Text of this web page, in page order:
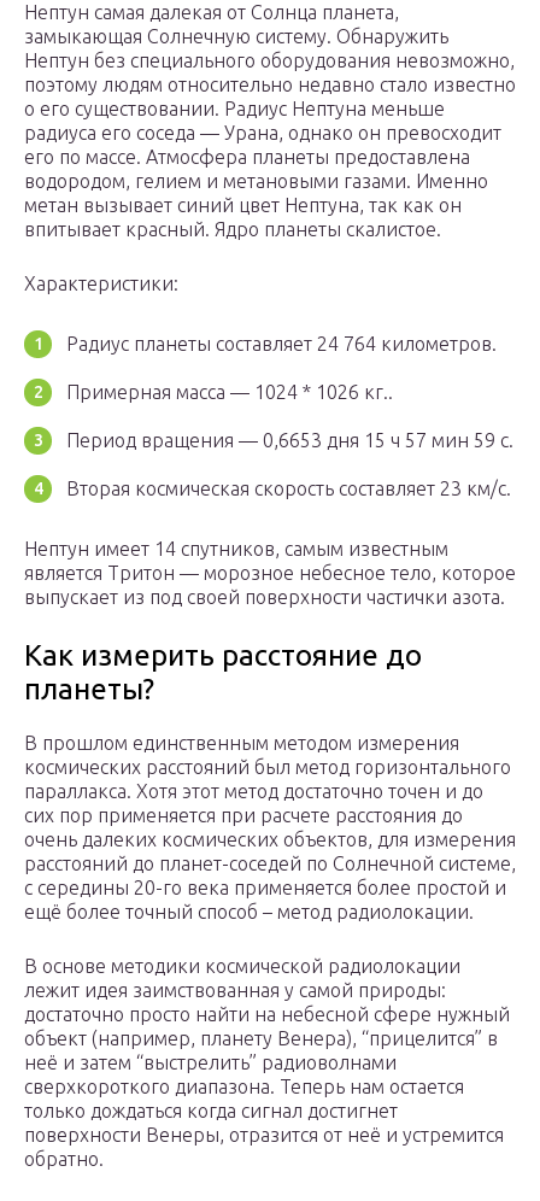
Нептун самая далекая от Солнца планета,
замыкающая Солнечную систему. Обнаружить
Нептун без специального оборудования невозможно,
поэтому людям относительно недавно стало известно
о его существовании. Радиус Нептуна меньше
радиуса его соседа — Урана, однако он превосходит
его по массе. Атмосфера планеты предоставлена
водородом, гелием и метановыми газами. Именно
метан вызывает синий цвет Нептуна, так как он
впитывает красный. Ядро планеты скалистое.
Характеристики:
Радиус планеты составляет 24 764 километров.
Примерная масса — 1024 * 1026 кг..
Период вращения — 0,6653 дня 15 ч 57 мин 59 с.
Вторая космическая скорость составляет 23 км/с.
Нептун имеет 14 спутников, самым известным
является Тритон — морозное небесное тело, которое
выпускает из под своей поверхности частички азота.
Как измерить расстояние до
планеты?
В прошлом единственным методом измерения
космических расстояний был метод горизонтального
параллакса. Хотя этот метод достаточно точен и до
сих пор применяется при расчете расстояния до
очень далеких космических объектов, для измерения
расстояний до планет-соседей по Солнечной системе,
с середины 20-го века применяется более простой и
ещё более точный способ – метод радиолокации.
В основе методики космической радиолокации
лежит идея заимствованная у самой природы:
достаточно просто найти на небесной сфере нужный
объект (например, планету Венера), “прицелится” в
неё и затем “выстрелить” радиоволнами
сверхкороткого диапазона. Теперь нам остается
только дождаться когда сигнал достигнет
поверхности Венеры, отразится от неё и устремится
обратно.